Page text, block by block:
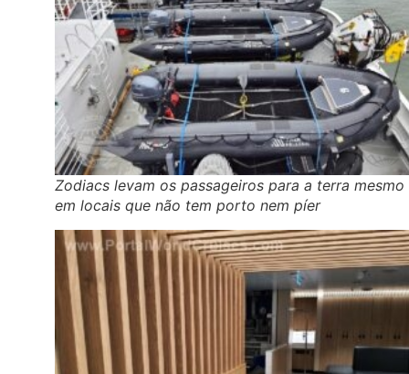
Zodiacs levam os passageiros para a terra mesmo
em locais que não tem porto nem píer